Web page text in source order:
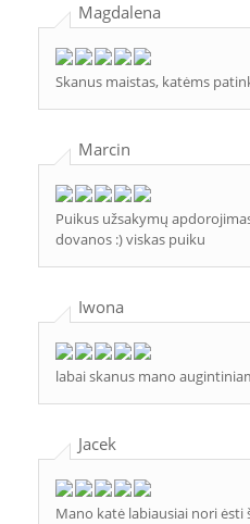
Magdalena
Skanus maistas, katėms
Marcin
Puikus užsakymų
dovanos :) viskas puiku
Iwona
labai skanus mano
Jacek
Mano katė labiausiai nori ėsti